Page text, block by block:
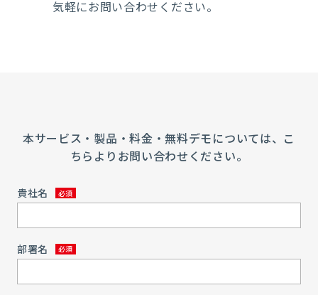
気軽にお問い合わせください。
本サービス・製品・料金・無料デモについては、こ
ちらよりお問い合わせください。
貴社名
部署名